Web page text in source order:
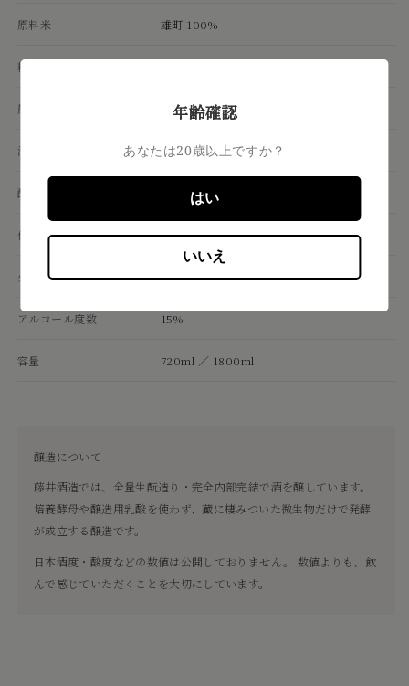
原料米 雄町 100%
精米歩合
原材料 米（国産）・米麹（国産米）
酒母 生酛
酵母 蔵付き酵母（酵母無添加・完全内部完結）
仕込水 竹原の地下水
火入れ 火入れ
アルコール度数 15%
容量 720ml ／ 1800ml
醸造について
藤井酒造では、全量生酛造り・完全内部完結で酒を醸しています。
培養酵母や醸造用乳酸を使わず、蔵に棲みついた微生物だけで発酵
が成立する醸造です。
日本酒度・酸度などの数値は公開しておりません。 数値よりも、飲
んで感じていただくことを大切にしています。
年齢確認
あなたは20歳以上ですか？
はい
いいえ